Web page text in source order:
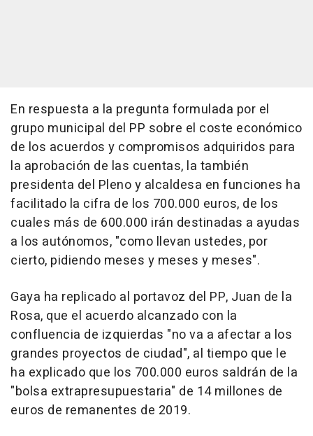
En respuesta a la pregunta formulada por el
grupo municipal del PP sobre el coste económico
de los acuerdos y compromisos adquiridos para
la aprobación de las cuentas, la también
presidenta del Pleno y alcaldesa en funciones ha
facilitado la cifra de los 700.000 euros, de los
cuales más de 600.000 irán destinadas a ayudas
a los autónomos, "como llevan ustedes, por
cierto, pidiendo meses y meses y meses".
Gaya ha replicado al portavoz del PP, Juan de la
Rosa, que el acuerdo alcanzado con la
confluencia de izquierdas "no va a afectar a los
grandes proyectos de ciudad", al tiempo que le
ha explicado que los 700.000 euros saldrán de la
"bolsa extrapresupuestaria" de 14 millones de
euros de remanentes de 2019.